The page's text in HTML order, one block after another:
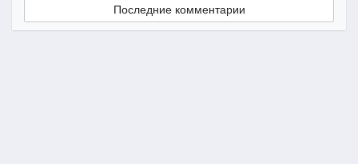
Последние комментарии